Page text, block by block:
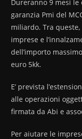
Dureranno 9 mesi
garanzia Pmi del
miliardo. Tra
imprese e
dell’importo
euro 5kk.
E’ prevista
alle operazioni
firmata da Abi e
Per aiutare le